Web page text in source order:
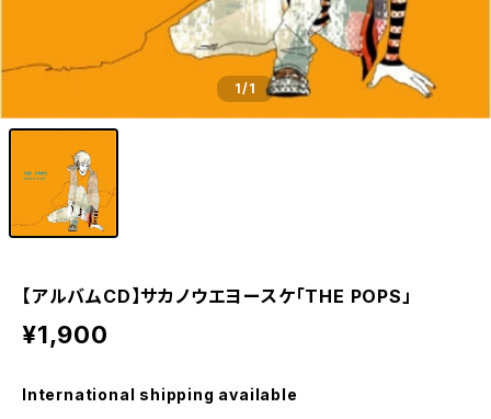
1/1
【アルバムCD】サカノウエヨースケ「THE POPS」
¥1,900
International shipping available